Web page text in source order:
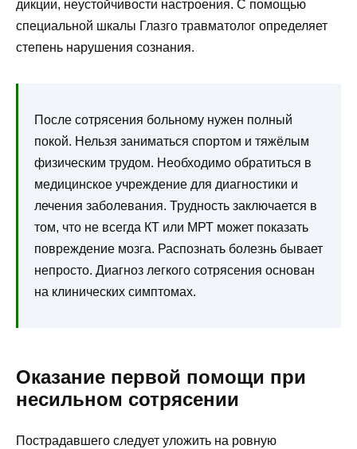
дикции, неустойчивости настроения. С помощью
специальной шкалы Глазго травматолог определяет
степень нарушения сознания.
После сотрясения больному нужен полный
покой. Нельзя заниматься спортом и тяжёлым
физическим трудом. Необходимо обратиться в
медицинское учреждение для диагностики и
лечения заболевания. Трудность заключается в
том, что не всегда КТ или МРТ может показать
повреждение мозга. Распознать болезнь бывает
непросто. Диагноз легкого сотрясения основан
на клинических симптомах.
Оказание первой помощи при
несильном сотрясении
Пострадавшего следует уложить на ровную